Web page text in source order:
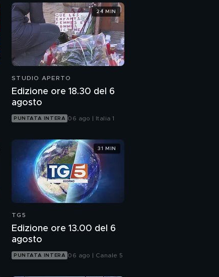
STUDIO APERTO
Edizione ore 18.30 del 6
agosto
PUNTATA INTERA 06 ago | Italia 1
24 MIN
TG5
Edizione ore 13.00 del 6
agosto
PUNTATA INTERA 06 ago | Canale 5
31 MIN